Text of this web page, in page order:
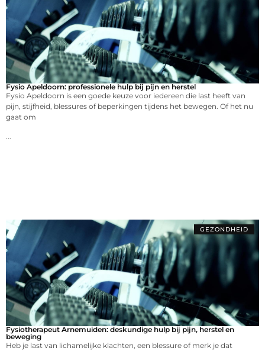
Fysio Apeldoorn: professionele hulp bij pijn en herstel
Fysio Apeldoorn is een goede keuze voor iedereen die last heeft van
pijn, stijfheid, blessures of beperkingen tijdens het bewegen. Of het nu
gaat om
GEZONDHEID
Fysiotherapeut Arnemuiden: deskundige hulp bij pijn, herstel en
beweging
Heb je last van lichamelijke klachten, een blessure of merk je dat